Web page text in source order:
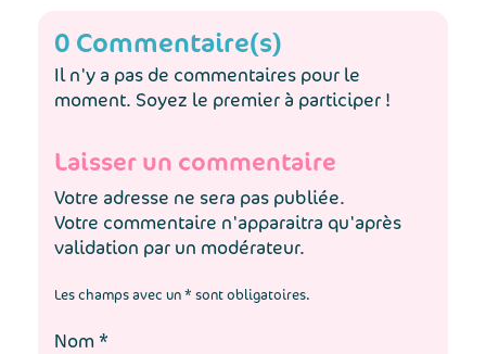
0 Commentaire(s)
Il n'y a pas de commentaires pour le
moment. Soyez le premier à participer !
Laisser un commentaire
Votre adresse ne sera pas publiée.
Votre commentaire n'apparaitra qu'après
validation par un modérateur.
Les champs avec un * sont obligatoires.
Nom *